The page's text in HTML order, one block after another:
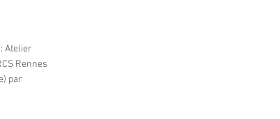
Atelier
Rennes
par